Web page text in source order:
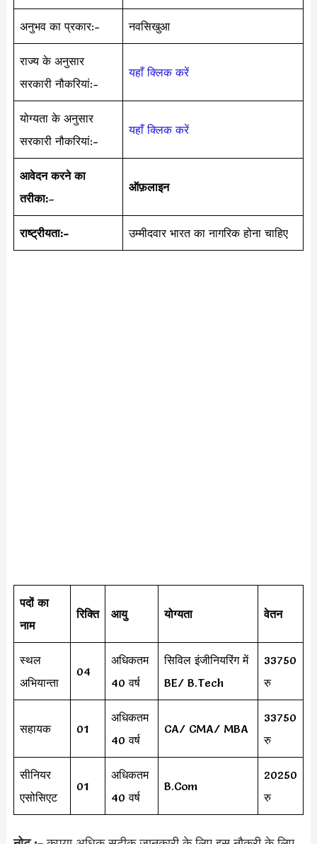
अनुभव का प्रकार:- नवसिखुआ
राज्य के अनुसार
सरकारी नौकरियां:-
यहाँ क्लिक करें
योग्यता के अनुसार
सरकारी नौकरियां:-
यहाँ क्लिक करें
आवेदन करने का
तरीका:–
ऑफ़लाइन
राष्ट्रीयता:- उम्मीदवार भारत का नागरिक होना चाहिए
पदों का
नाम
रिक्ति आयु योग्यता वेतन
स्थल
अभियान्ता
04
अधिकतम
40 वर्ष
सिविल इंजीनियरिंग में
BE/ B.Tech
33750
रु
सहायक 01
अधिकतम
40 वर्ष
CA/ CMA/ MBA
33750
रु
सीनियर
एसोसिएट
01
अधिकतम
40 वर्ष
B.Com
20250
रु